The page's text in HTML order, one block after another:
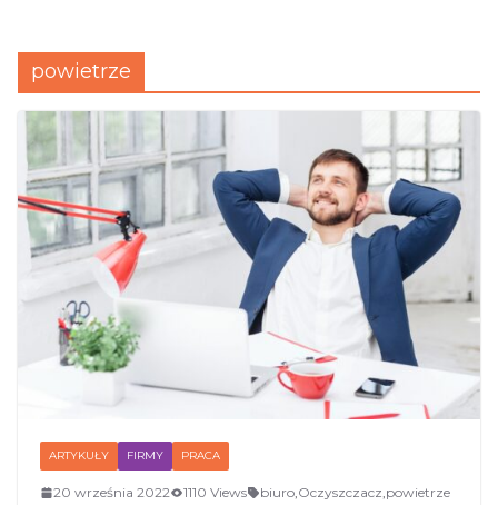
powietrze
ARTYKUŁY FIRMY PRACA
20 września 2022 1110 Views biuro,Oczyszczacz,powietrze